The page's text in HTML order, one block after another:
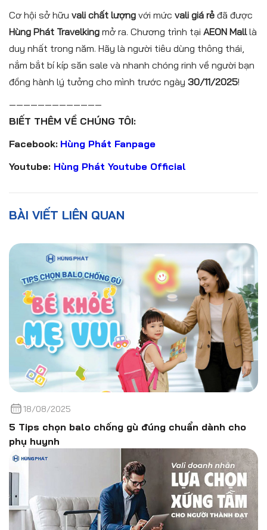
Cơ hội sở hữu vali chất lượng với mức vali giá rẻ đã được
Hùng Phát Travelking mở ra. Chương trình tại AEON Malllà
duy nhất trong năm. Hãy là người tiêu dùng thông thái,
nắm bắt bí kíp săn sale và nhanh chóng rinh về người bạn
đồng hành lý tưởng cho mình trước ngày 30/11/2025!
—————————————
BIẾT THÊM VỀ CHÚNG TÔI:
Facebook: Hùng Phát Fanpage
Youtube: Hùng Phát Youtube Official
BÀI VIẾT LIÊN QUAN
18/08/2025
5 Tips chọn balo chống gù đúng chuẩn dành cho
phụ huynh